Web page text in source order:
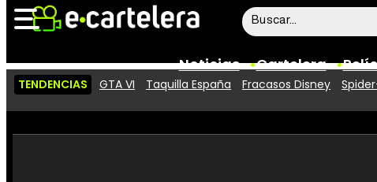
Noticias Cartelera
Vídeos
Taquilla
TENDENCIAS GTA VI Taquilla España Fracasos Disney